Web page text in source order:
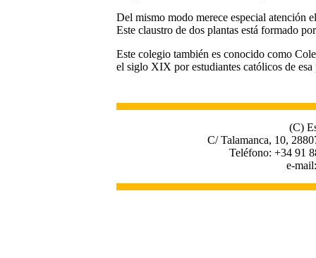
Del mismo modo merece especial atención
Este claustro de dos plantas está formado
Este colegio también es conocido como
el siglo XIX por estudiantes católicos de esa
(C)
C/ Talamanca, 10,
Teléfono: +34 91
e-